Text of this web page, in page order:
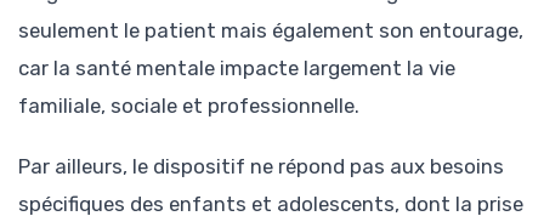
seulement le patient mais également son entourage,
car la santé mentale impacte largement la vie
familiale, sociale et professionnelle.
Par ailleurs, le dispositif ne répond pas aux besoins
spécifiques des enfants et adolescents, dont la prise